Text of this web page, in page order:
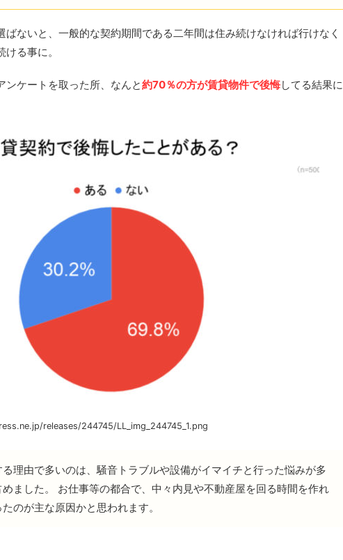
ばないと、一般的な契約期間である二年間は住み続けなければ行けなく
る事に。
ケートを取った所、なんと約70％の方が賃貸物件で後悔してる結果に
releases/244745/LL_img_244745_1.png
理由で多いのは、騒音トラブルや設備がイマイチと行った悩みが多
めました。 お仕事等の都合で、中々内見や不動産屋を回る時間を作れ
のが主な原因かと思われます。